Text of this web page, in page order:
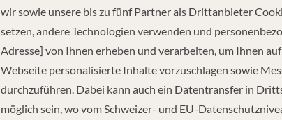
38'831Kreuzfahrten gefunden
Voyage of the Glaciers Grand
wir sowie unsere bis zu fünf Partner als Drittanbieter
setzen, andere Technologien verwenden und
Adresse] von Ihnen erheben und verarbeiten, um Ihnen
Webseite personalisierte Inhalte vorzuschlagen sowie
durchzuführen. Dabei kann auch ein Datentransfer in
möglich sein, wo vom Schweizer- und EU-